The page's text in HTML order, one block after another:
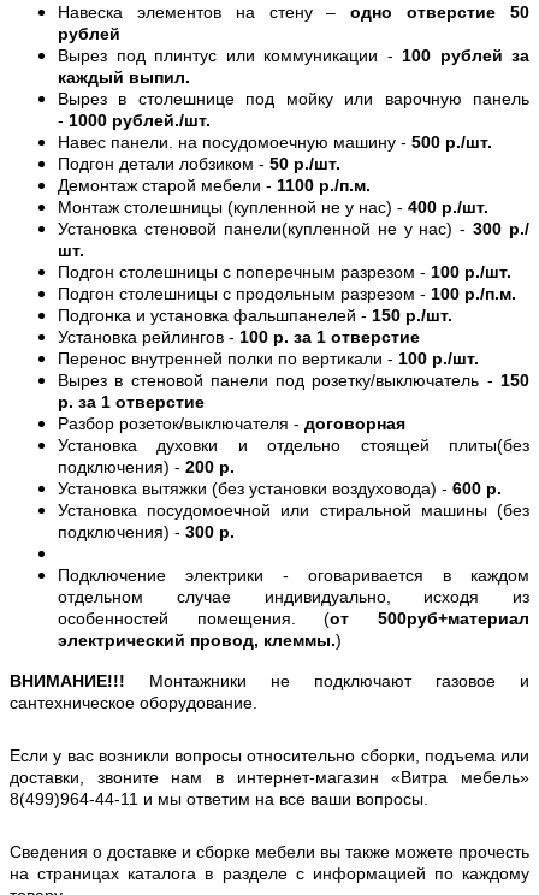
Навеска элементов на стену –одно отверстие 50
рублей
Вырез под плинтус или коммуникации - 100 рублей за
каждый выпил.
Вырез в столешнице под мойку или варочную панель
- 1000 рублей./шт.
Навес панели. на посудомоечную машину - 500 р./шт.
Подгон детали лобзиком - 50 р./шт.
Демонтаж старой мебели - 1100 р./п.м.
Монтаж столешницы (купленной не у нас) - 400 р./шт.
Установка стеновой панели(купленной не у нас) -300 р./
шт.
Подгон столешницы с поперечным разрезом - 100 р./шт.
Подгон столешницы с продольным разрезом - 100 р./п.м.
Подгонка и установка фальшпанелей - 150 р./шт.
Установка рейлингов - 100 р. за 1 отверстие
Перенос внутренней полки по вертикали - 100 р./шт.
Вырез в стеновой панели под розетку/выключатель - 150
р. за 1 отверстие
Разбор розеток/выключателя - договорная
Установка духовки и отдельно стоящей плиты(без
подключения) - 200 р.
Установка вытяжки (без установки воздуховода) - 600 р.
Установка посудомоечной или стиральной машины (без
подключения) - 300 р.
Подключение электрики - оговаривается в каждом
отдельном случае индивидуально, исходя из
особенностей помещения. (от 500руб+материал
электрический провод, клеммы.)
ВНИМАНИЕ!!! Монтажники не подключают газовое и
сантехническое оборудование.
Если у вас возникли вопросы относительно сборки, подъема или
доставки, звоните нам в интернет-магазин «Витра мебель»
8(499)964-44-11 и мы ответим на все ваши вопросы.
Сведения о доставке и сборке мебели вы также можете прочесть
на страницах каталога в разделе с информацией по каждому